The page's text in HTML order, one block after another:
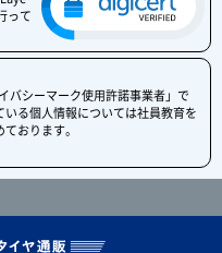
って
バシーマーク使用許諾事業者」で
る個人情報については社員教育を
おります。